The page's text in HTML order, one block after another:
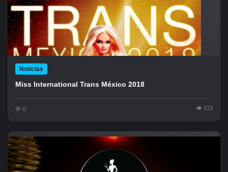
Noticias
Miss International Trans México 2018
0 113